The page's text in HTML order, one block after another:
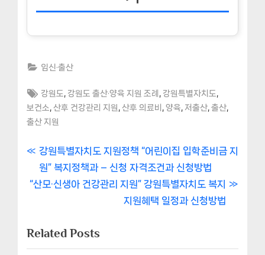
임신·출산
Tags:
강원도 강원도 출산·양육 지원 조례 강원특별자치도
보건소 산후 건강관리 지원 산후 의료비 양육 저출산 출산
출산 지원
글
내
게
P
r
e
o
u
강원특별자치도 지원정책 “어린이집 입학준비금 지
원” 복지정책과 – 신청 자격조건과 신청방법
N
t
P
“산모·신생아 건강관리 지원” 강원특별자치도 복지
지원혜택 일정과 신청방법
Related Posts